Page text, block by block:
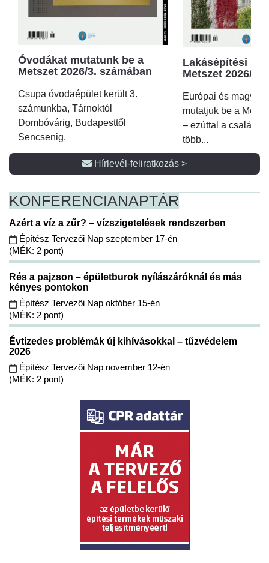
Óvodákat mutatunk be a
Metszet 2026/3. számában
Csupa óvodaépület került 3.
számunkba, Tárnoktól
Dombóvárig, Budapesttől
Sencsenig.
Lakásépítési
Metszet 2026/2.
Európai és magyar
mutatjuk be a
– ezúttal a családi
több...
Hírlevél-feliratkozás >
KONFERENCIANAPTÁR
Azért a víz a zűr? – vízszigetelések rendszerben
Építész Tervezői Nap szeptember 17-én
(MÉK: 2 pont)
Rés a pajzson – épületburok nyílászáróknál és más
kényes pontokon
Építész Tervezői Nap október 15-én
(MÉK: 2 pont)
Évtizedes problémák új kihívásokkal – tűzvédelem
2026
Építész Tervezői Nap november 12-én
(MÉK: 2 pont)